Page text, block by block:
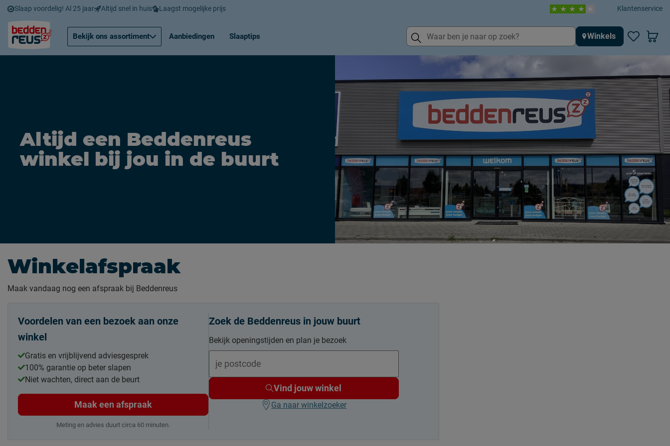
Slaap voordelig! Al 25 jaar Altijd snel in huis Laagst mogelijke prijs Klantenservice
Bekijk ons assortiment Aanbiedingen Slaaptips Winkels
Altijd een Beddenreus
winkel bij jou in de buurt
Winkelafspraak
Maak vandaag nog een afspraak bij Beddenreus
Voordelen van een bezoek aan onze
winkel
Gratis en vrijblijvend adviesgesprek
100% garantie op beter slapen
Niet wachten, direct aan de beurt
Maak een afspraak
Meting en advies duurt circa 60 minuten.
Zoek de Beddenreus in jouw buurt
Bekijk openingstijden en plan je bezoek
Vind jouw winkel
Ga naar winkelzoeker